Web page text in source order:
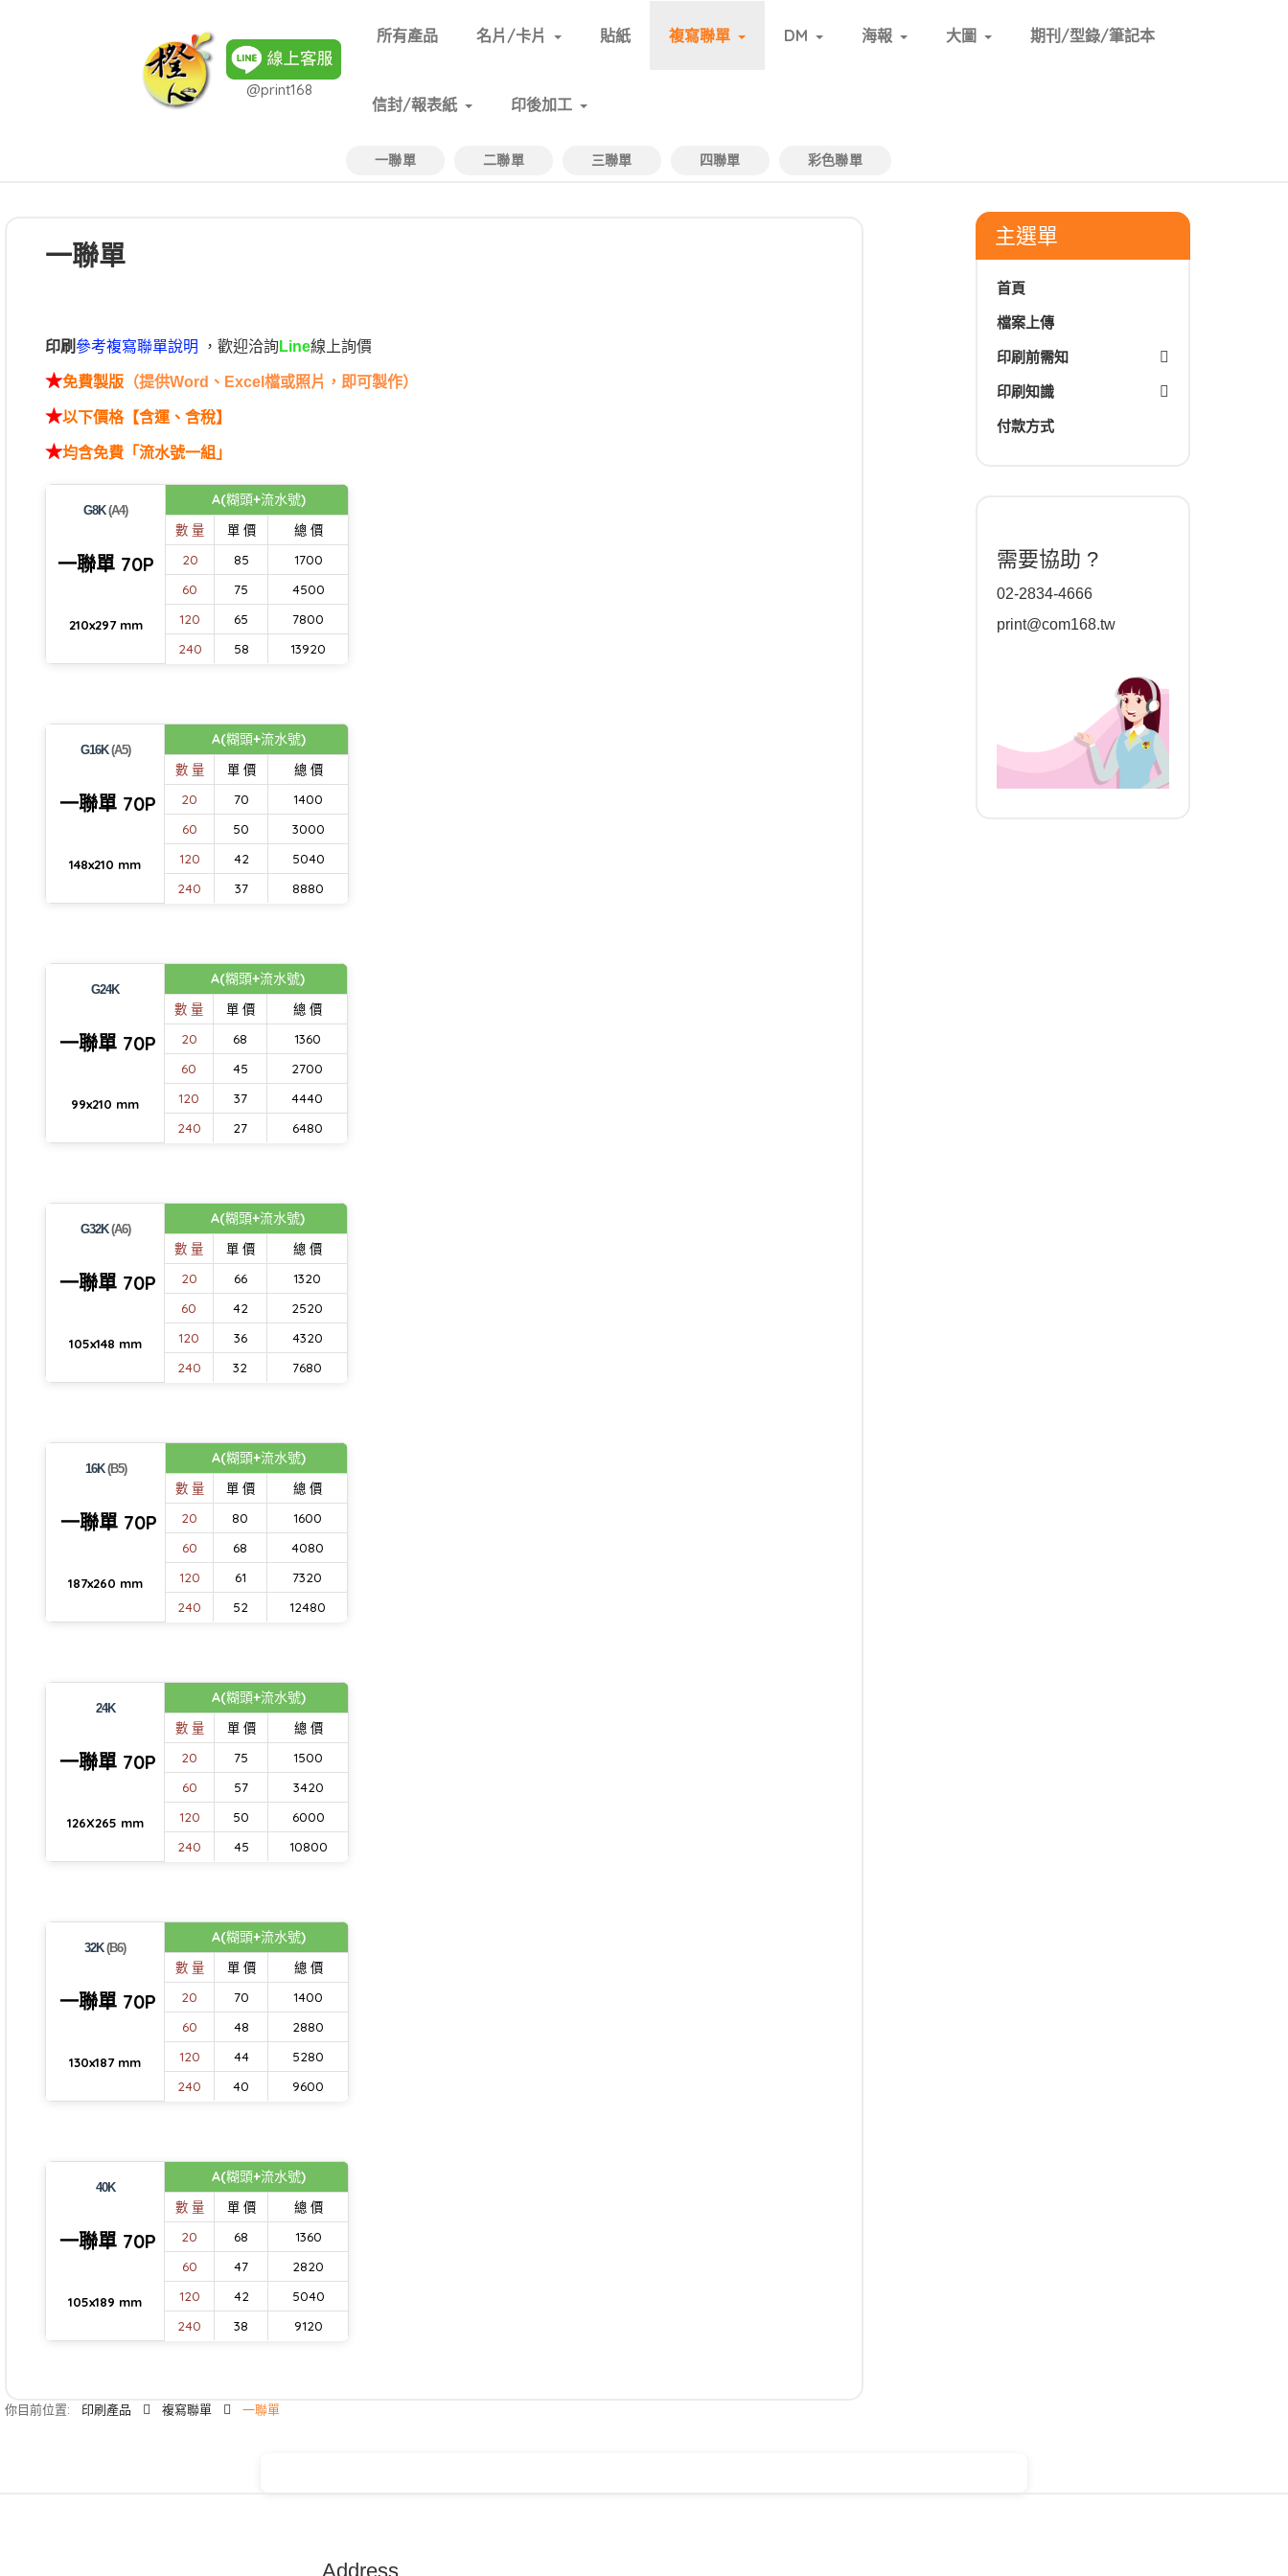
@print168
所有產品 名片/卡片 貼紙 複寫聯單 DM 海報 大圖 期刊/型錄/筆記本
信封/報表紙 印後加工
一聯單 二聯單 三聯單 四聯單 彩色聯單
一聯單
印刷參考複寫聯單說明 ，歡迎洽詢 Line線上詢價
★免費製版 （提供Word、Excel檔或照片，即可製作）
★以下價格【含運、含稅】
★均含免費「流水號一組」
G8K(A4)
一聯單 70P
210x297 mm
A(糊頭+流水號)
數 量 單 價
總 價
20
85
1700
60
75
4500
120
65
7800
240
58 13920
G16K(A5)
一聯單 70P
148x210 mm
A(糊頭+流水號)
數 量 單 價
總 價
20
70
1400
60
50
3000
120
42
5040
240
37 8880
G24K
一聯單 70P
99x210 mm
A(糊頭+流水號)
數 量 單 價
總 價
20
68
1360
60
45
2700
120
37
4440
240
27 6480
G32K(A6)
一聯單 70P
105x148 mm
A(糊頭+流水號)
數 量 單 價
總 價
20
66
1320
60
42
2520
120
36
4320
240
32 7680
16K(B5)
一聯單 70P
187x260 mm
A(糊頭+流水號)
數 量 單 價
總 價
20
80
1600
60
68
4080
120
61
7320
240
52 12480
24K
一聯單 70P
126X265 mm
A(糊頭+流水號)
數 量 單 價
總 價
20
75
1500
60
57
3420
120
50
6000
240
45 10800
32K(B6)
一聯單 70P
130x187 mm
A(糊頭+流水號)
數 量 單 價
總 價
20
70
1400
60
48
2880
120
44
5280
240
40 9600
40K
一聯單 70P
105x189 mm
A(糊頭+流水號)
數 量 單 價
總 價
20
68
1360
60
47
2820
120
42
5040
240
38 9120
你目前位置: 印刷產品 複寫聯單 一聯單
主選單
首頁
檔案上傳
印刷前需知
印刷知識
付款方式
需要協助 ?
02-2834-4666
print@com168.tw
Address